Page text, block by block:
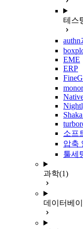
테스
authn
EME
ERP
소프
압축
툴세
과학(1)
데이터베